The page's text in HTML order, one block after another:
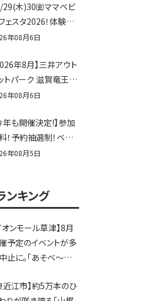
29(木)30㈮ママベビ
ェスタ2026！体験プ
ラム募集♪赤ちゃん
か？
年08月6日
年8月】三井アウト
トパーク 滋賀竜王の
みイベントまとめ！
ルメ・フォトコンテス
で盛りだくさん！
年08月6日
年も開催決定!】参加
！予約抽選制！ベビ
ァミリー必見☆入場
！親子で楽しもう
エリ守山
年08月5日
ンキング
オンモール草津】8月
予定のイベントが多
止に。「あそべ〜る
ーなど
近江市】約5万本のひ